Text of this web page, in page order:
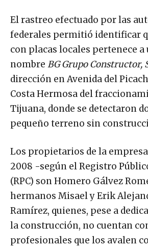
El rastreo efectuado por las
federales permitió identificar
con placas locales pertenece a
nombre BG Grupo Constructor,
dirección en Avenida del
Costa Hermosa del
Tijuana, donde se detectaron
pequeño terreno sin
Los propietarios de la
2008 -según el Registro
(RPC) son Homero Gálvez
hermanos Misael y Erik
Ramírez, quienes, pese a
la construcción, no cuentan
profesionales que los avalen